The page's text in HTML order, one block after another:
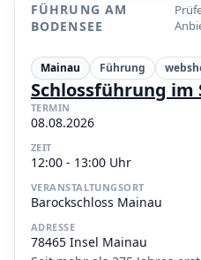
FÜHRUNG AM
BODENSEE
Mainau Führung
Schlossführung im
TERMIN
08.08.2026
ZEIT
12:00 - 13:00 Uhr
VERANSTALTUNGSORT
Barockschloss Mainau
ADRESSE
78465 Insel Mainau